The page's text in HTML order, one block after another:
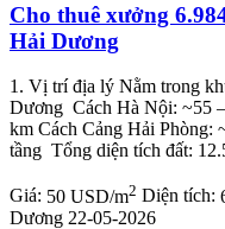
Cho thuê xưởng
Hải Dương
1. Vị trí địa lý Nằm trong
Dương Cách Hà Nội: ~55
km Cách Cảng Hải Phòng:
tầng Tổng diện tích đất:
Giá: 50 USD/m2 Diện tích:
Dương 22-05-2026